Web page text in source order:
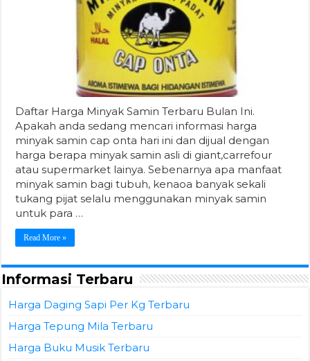
Daftar Harga Minyak Samin Terbaru Bulan Ini.
Apakah anda sedang mencari informasi harga
minyak samin cap onta hari ini dan dijual dengan
harga berapa minyak samin asli di giant,carrefour
atau supermarket lainya. Sebenarnya apa manfaat
minyak samin bagi tubuh, kenaoa banyak sekali
tukang pijat selalu menggunakan minyak samin
untuk para …
Read More »
Informasi Terbaru
Harga Daging Sapi Per Kg Terbaru
Harga Tepung Mila Terbaru
Harga Buku Musik Terbaru